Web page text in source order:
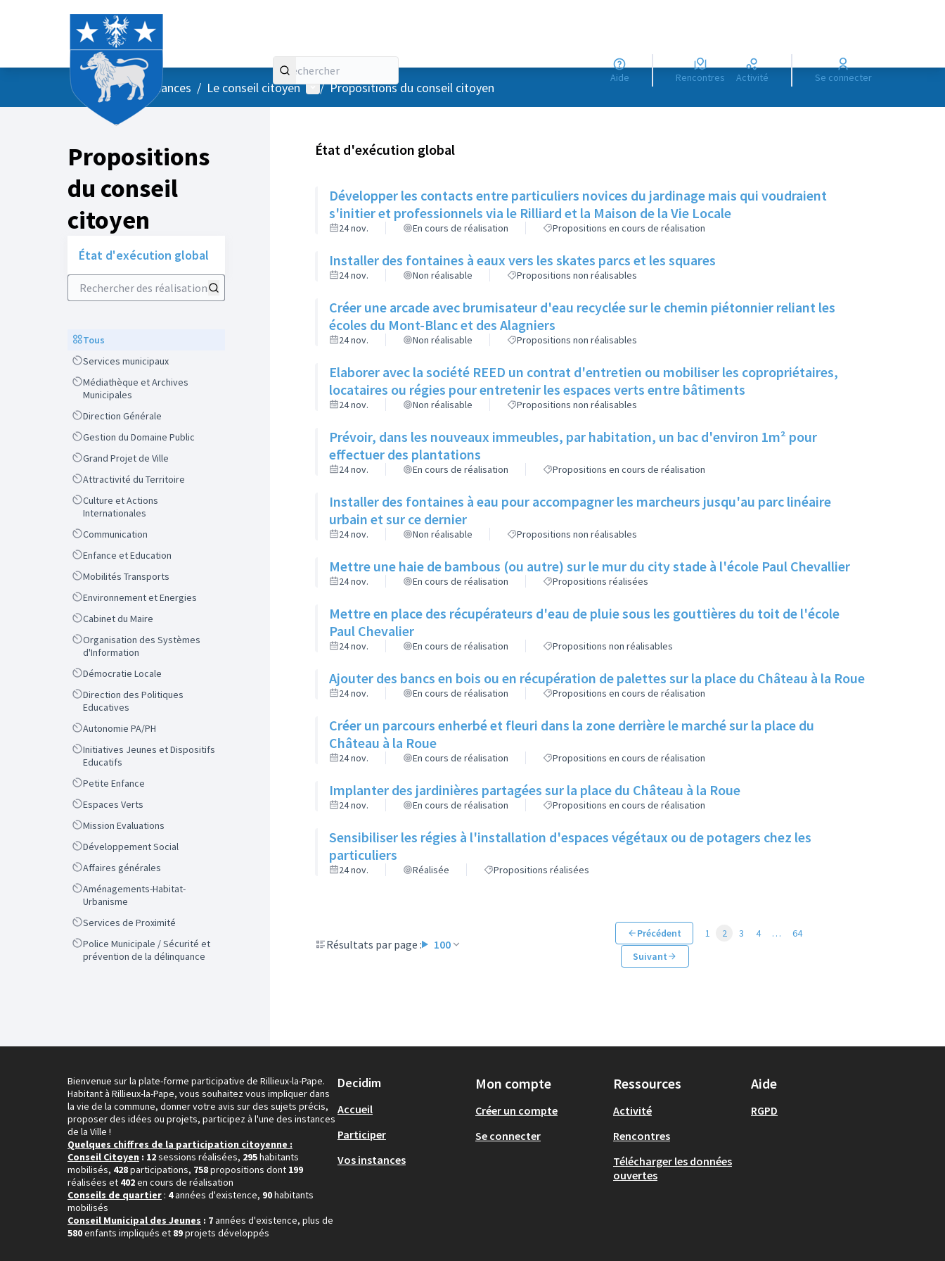
Aide Rencontres Activité Se connecter
AccueilMenu principal
/ Vos instances / Le conseil citoyen Menu utilisateur
/ Propositions du conseil citoyen
Propositions
du conseil
citoyen
État d'exécution global
Rechercher des réalisations
ScopeTous
ScopeServices municipaux
Scope
Médiathèque et Archives
Municipales
ScopeDirection Générale
ScopeGestion du Domaine Public
ScopeGrand Projet de Ville
ScopeAttractivité du Territoire
Scope
Culture et Actions
Internationales
ScopeCommunication
ScopeEnfance et Education
ScopeMobilités Transports
ScopeEnvironnement et Energies
ScopeCabinet du Maire
Scope
Organisation des Systèmes
d'Information
ScopeDémocratie Locale
Scope
Direction des Politiques
Educatives
ScopeAutonomie PA/PH
Scope
Initiatives Jeunes et Dispositifs
Educatifs
ScopePetite Enfance
ScopeEspaces Verts
ScopeMission Evaluations
ScopeDéveloppement Social
ScopeAffaires générales
Scope
Aménagements-Habitat-
Urbanisme
ScopeServices de Proximité
Scope
Police Municipale / Sécurité et
prévention de la délinquance
État d'exécution global
Développer les contacts entre particuliers novices du jardinage mais qui voudraient
s'initier et professionnels via le Rilliard et la Maison de la Vie Locale
24 nov. En cours de réalisation Propositions en cours de réalisation
Installer des fontaines à eaux vers les skates parcs et les squares
24 nov. Non réalisable Propositions non réalisables
Créer une arcade avec brumisateur d'eau recyclée sur le chemin piétonnier reliant les
écoles du Mont-Blanc et des Alagniers
24 nov. Non réalisable Propositions non réalisables
Elaborer avec la société REED un contrat d'entretien ou mobiliser les copropriétaires,
locataires ou régies pour entretenir les espaces verts entre bâtiments
24 nov. Non réalisable Propositions non réalisables
Prévoir, dans les nouveaux immeubles, par habitation, un bac d'environ 1m² pour
effectuer des plantations
24 nov. En cours de réalisation Propositions en cours de réalisation
Installer des fontaines à eau pour accompagner les marcheurs jusqu'au parc linéaire
urbain et sur ce dernier
24 nov. Non réalisable Propositions non réalisables
Mettre une haie de bambous (ou autre) sur le mur du city stade à l'école Paul Chevallier
24 nov. En cours de réalisation Propositions réalisées
Mettre en place des récupérateurs d'eau de pluie sous les gouttières du toit de l'école
Paul Chevalier
24 nov. En cours de réalisation Propositions non réalisables
Ajouter des bancs en bois ou en récupération de palettes sur la place du Château à la Roue
24 nov. En cours de réalisation Propositions en cours de réalisation
Créer un parcours enherbé et fleuri dans la zone derrière le marché sur la place du
Château à la Roue
24 nov. En cours de réalisation Propositions en cours de réalisation
Implanter des jardinières partagées sur la place du Château à la Roue
24 nov. En cours de réalisation Propositions en cours de réalisation
Sensibiliser les régies à l'installation d'espaces végétaux ou de potagers chez les
particuliers
24 nov. Réalisée Propositions réalisées
Résultats par page : 100
Précédent 1 2 3 4 …
64
Suivant
Bienvenue sur la plate-forme participative de Rillieux-la-Pape.
Habitant à Rillieux-la-Pape, vous souhaitez vous impliquer dans
la vie de la commune, donner votre avis sur des sujets précis,
proposer des idées ou projets, participez à l'une des instances
de la Ville !
Quelques chiffres de la participation citoyenne :
Conseil Citoyen : 12sessions réalisées, 295habitants
mobilisés, 428participations, 758propositions dont 199
réalisées et 402en cours de réalisation
Conseils de quartier : 4années d'existence, 90habitants
mobilisés
Conseil Municipal des Jeunes : 7années d'existence, plus de
580enfants impliqués et 89projets développés
Decidim
Accueil
Participer
Vos instances
Mon compte
Créer un compte
Se connecter
Ressources
Activité
Rencontres
Télécharger les données
ouvertes
Aide
RGPD